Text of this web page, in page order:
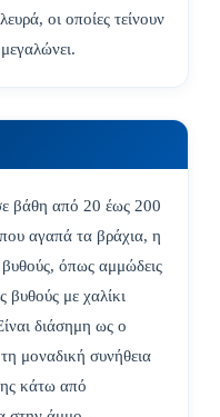
οι οποίες τείνουν
βάθη από 20 έως 200
αγαπά τα βράχια, η
όπως αμμώδεις
βυθούς με χαλίκι
διάσημη ως ο
μοναδική συνήθεια
κάτω από